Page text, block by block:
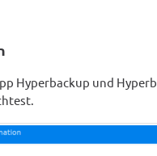
Hyperbackup und